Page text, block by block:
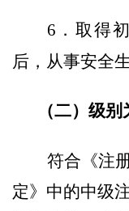
6 ．取得
后，从事安全
（二）级别
符合《注
定》中的中级